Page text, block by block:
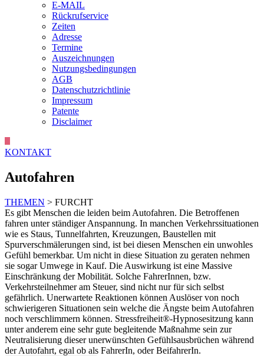
E-MAIL
Rückrufservice
Zeiten
Adresse
Termine
Auszeichnungen
Nutzungsbedingungen
AGB
Datenschutzrichtlinie
Impressum
Patente
Disclaimer
KONTAKT
Autofahren
THEMEN > FURCHT
Es gibt Menschen die leiden beim Autofahren. Die Betroffenen
fahren unter ständiger Anspannung. In manchen Verkehrssituationen
wie es Staus, Tunnelfahrten, Kreuzungen, Baustellen mit
Spurverschmälerungen sind, ist bei diesen Menschen ein unwohles
Gefühl bemerkbar. Um nicht in diese Situation zu geraten nehmen
sie sogar Umwege in Kauf. Die Auswirkung ist eine Massive
Einschränkung der Mobilität. Solche FahrerInnen, bzw.
Verkehrsteilnehmer am Steuer, sind nicht nur für sich selbst
gefährlich. Unerwartete Reaktionen können Auslöser von noch
schwierigeren Situationen sein welche die Ängste beim Autofahren
noch verschlimmern können. Stressfreiheit®-Hypnosesitzung kann
unter anderem eine sehr gute begleitende Maßnahme sein zur
Neutralisierung dieser unerwünschten Gefühlsausbrüchen während
der Autofahrt, egal ob als FahrerIn, oder BeifahrerIn.